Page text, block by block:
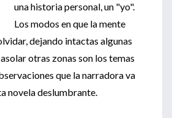
una historia personal, un "yo".
Los modos en que la mente
dejando intactas algunas
otras zonas son los temas
que la narradora va
novela deslumbrante.